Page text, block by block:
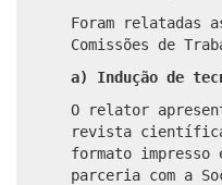
Foram relatadas
Comissões de
a) Indução de
O relator
revista
formato
parceria com a